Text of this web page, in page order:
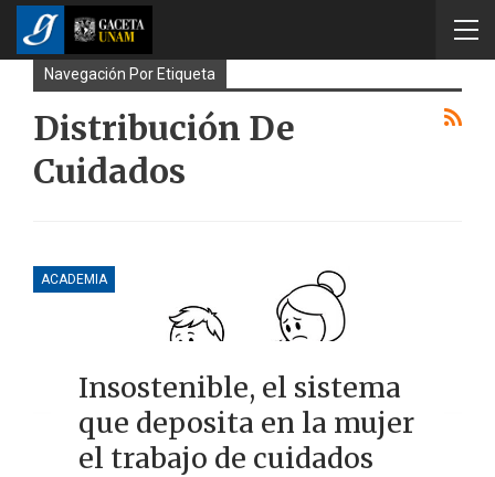
Navegación Por Etiqueta
Distribución De
Cuidados
ACADEMIA
Insostenible, el sistema
que deposita en la mujer
el trabajo de cuidados